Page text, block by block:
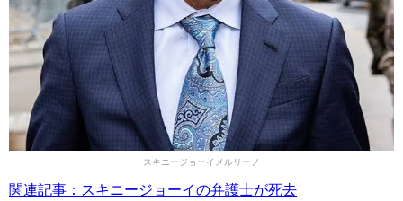
スキニージョーイメルリーノ
関連記事：スキニージョーイの弁護士が死去